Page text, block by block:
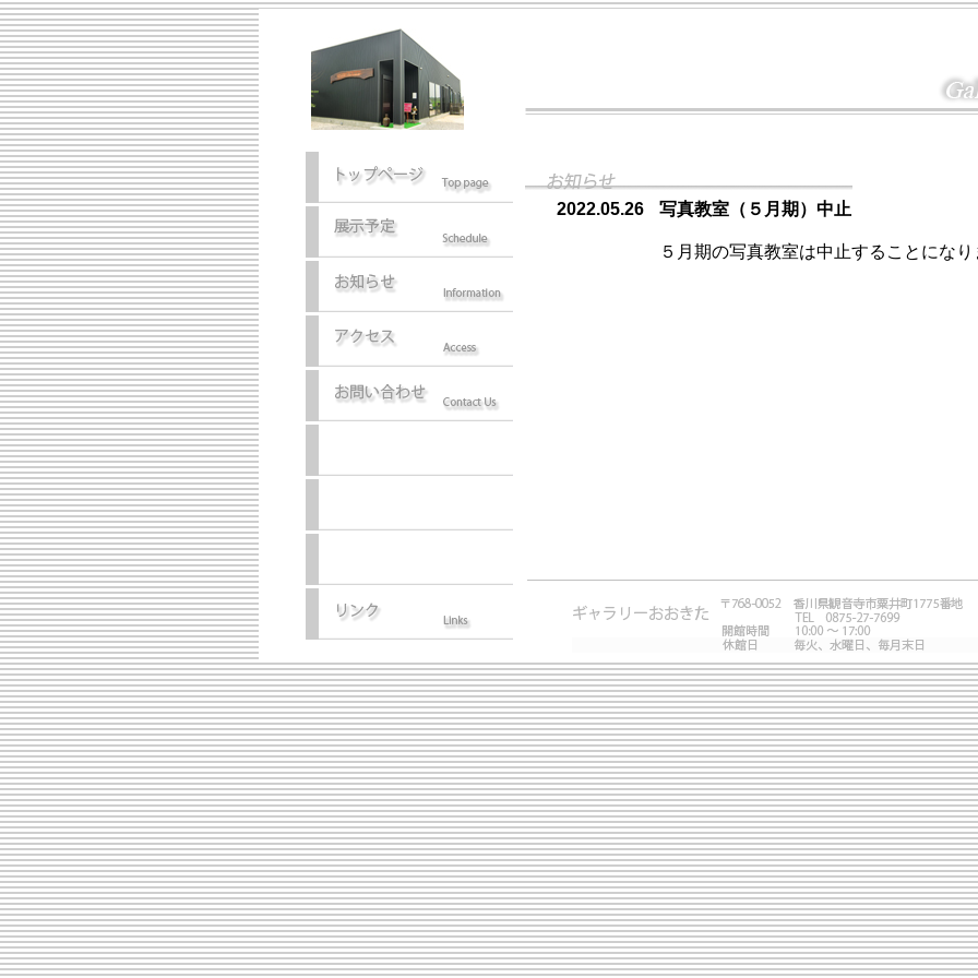
2022.05.26 写真教室（５月期）中止
５月期の写真教室は中止することにな